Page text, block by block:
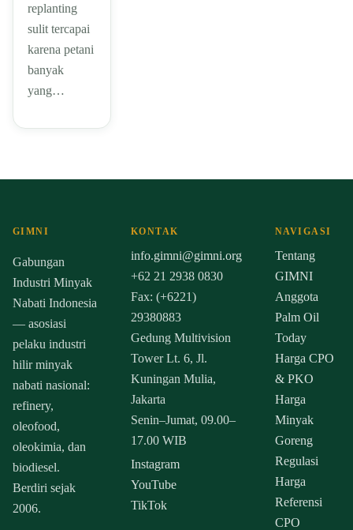
replanting
sulit tercapai
karena petani
banyak
yang…
GIMNI
Gabungan
Industri Minyak
Nabati Indonesia
— asosiasi
pelaku industri
hilir minyak
nabati nasional:
refinery,
oleofood,
oleokimia, dan
biodiesel.
Berdiri sejak
2006.
KONTAK
info.gimni@gimni.org
+62 21 2938 0830
Fax: (+6221)
29380883
Gedung Multivision
Tower Lt. 6, Jl.
Kuningan Mulia,
Jakarta
Senin–Jumat, 09.00–
17.00 WIB
Instagram
YouTube
TikTok
NAVIGASI
Tentang
GIMNI
Anggota
Palm Oil
Today
Harga CPO
& PKO
Harga
Minyak
Goreng
Regulasi
Harga
Referensi
CPO